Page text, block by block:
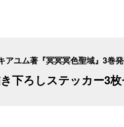
アユム著『冥冥冥色聖域』3巻
下ろしステッカー3